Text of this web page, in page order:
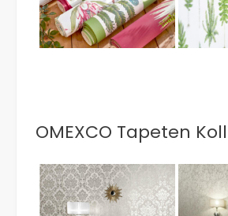
OMEXCO Tapeten